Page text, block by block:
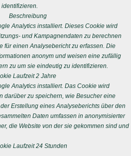
identifizieren.
Beschreibung
Analytics installiert. Dieses Cookie wird
und Kampagnendaten zu berechnen
für einen Analysebericht zu erfassen. Die
anonym und weisen eine zufällig
zu um sie eindeutig zu identifizieren.
Laufzeit 2 Jahre
Analytics installiert. Das Cookie wird
darüber zu speichern, wie Besucher eine
Erstellung eines Analyseberichts über den
Daten umfassen in anonymisierter
die Website von der sie gekommen sind und
Laufzeit 24 Stunden